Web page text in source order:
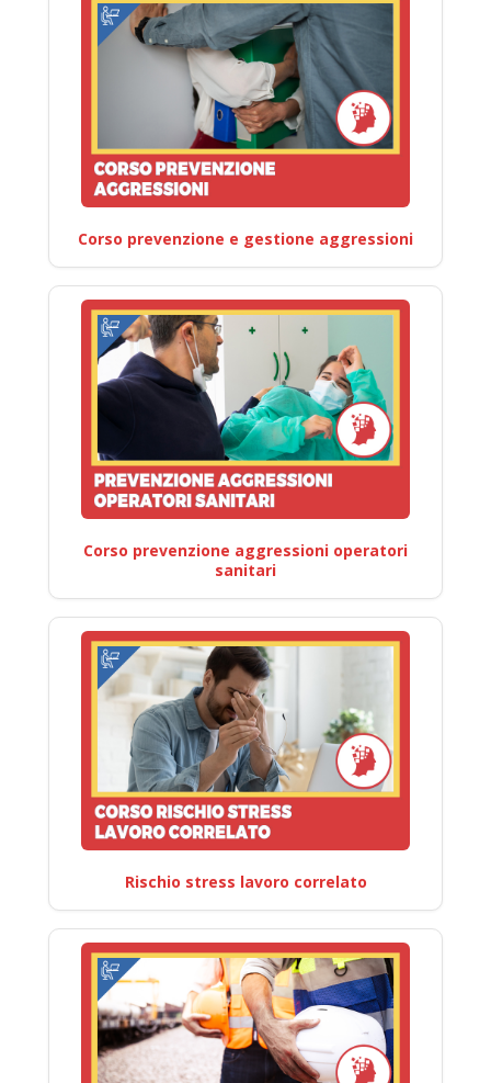
Corso prevenzione e gestione aggressioni
Corso prevenzione aggressioni operatori
sanitari
Rischio stress lavoro correlato